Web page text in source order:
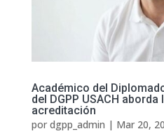
Académico del
del DGPP USACH
acreditación
por dgpp_admin | Mar 20,